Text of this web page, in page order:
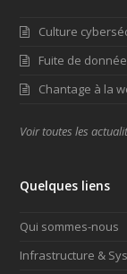
Culture
Fuite de
Chantage à la
Voir toutes les
Quelques liens
Qui sommes-nous
Infrastructure &